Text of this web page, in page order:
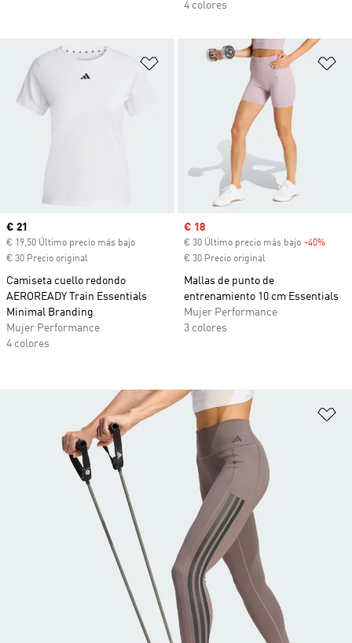
4 colores
Añadir a la lista de deseos
Precio actual
€ 21
€ 19,50 Último precio más bajo
€ 30 Precio original
Camiseta cuello redondo
AEROREADY Train Essentials
Minimal Branding
Mujer Performance
4 colores
Precio de venta
€ 18
€ 30 Último precio más bajo -40%
€ 30 Precio original
Mallas de punto de
entrenamiento 10 cm Essentials
Mujer Performance
3 colores